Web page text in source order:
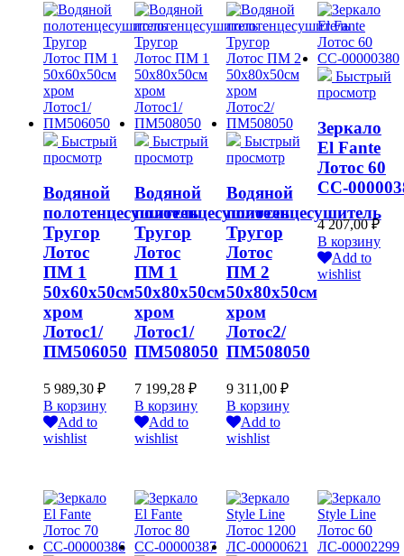
Быстрый
просмотр
Водяной
полотенцесушитель
Тругор
Лотос
ПМ 1
50x60x50см
хром
Лотос1/
ПМ506050
5 989,30 ₽
В корзину
Add to
wishlist
Быстрый
просмотр
Водяной
полотенцесушитель
Тругор
Лотос
ПМ 1
50x80x50см
хром
Лотос1/
ПМ508050
7 199,28₽
В корзину
Add to
wishlist
Быстрый
просмотр
Водяной
полотенцесушитель
Тругор
Лотос
ПМ 2
50x80x50см
хром
Лотос2/
ПМ508050
9 311,00 ₽
В корзину
Add to
wishlist
Быстрый
просмотр
Зеркало
El Fante
Лотос 60
СС-
4 207,00₽
В корзину
Add to
wishlist